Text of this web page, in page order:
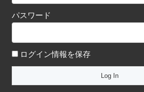
パスワード
ログイン情報を保存